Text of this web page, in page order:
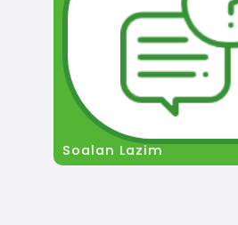
Soalan Lazim